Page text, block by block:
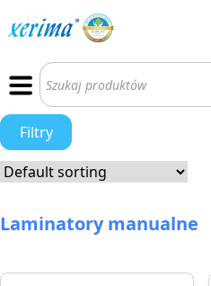
Wyszukiwarka
produktów
Filtry
Laminatory manualne